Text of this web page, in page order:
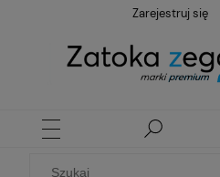
Zarejestruj się